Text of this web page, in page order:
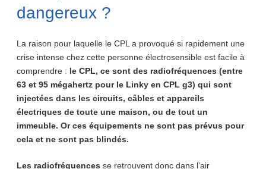
dangereux ?
La raison pour laquelle le CPL a provoqué si rapidement une
crise intense chez cette personne électrosensible est facile à
comprendre : le CPL, ce sont des radiofréquences (entre
63 et 95 mégahertz pour le Linky en CPL g3) qui sont
injectées dans les circuits, câbles et appareils
électriques de toute une maison, ou de tout un
immeuble. Or ces équipements ne sont pas prévus pour
cela et ne sont pas blindés.
Les radiofréquences se retrouvent donc dans l’air